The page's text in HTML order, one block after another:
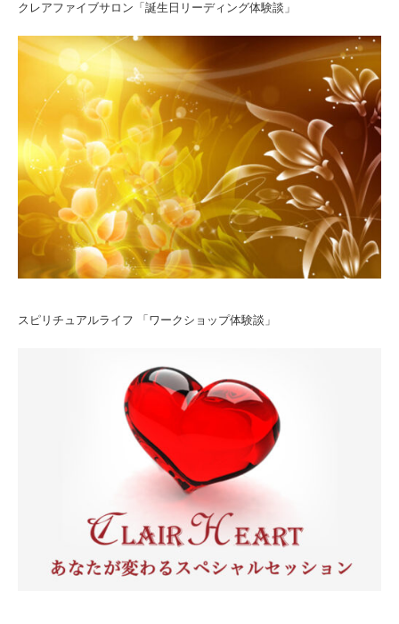
クレアファイブサロン「誕生日リーディング体験談」
スピリチュアルライフ 「ワークショップ体験談」